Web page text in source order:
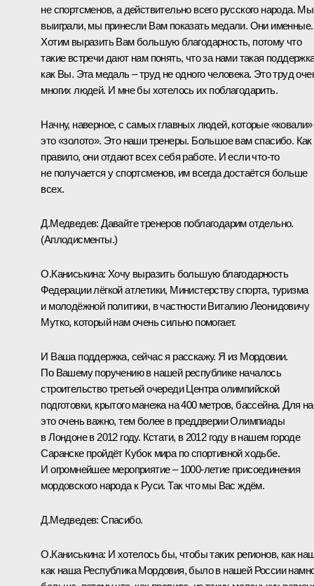
не спортсменов, а действительно всего русского народа. Мы
выиграли, мы принесли Вам показать медали. Они именные.
Хотим выразить Вам большую благодарность, потому что
такие встречи дают нам понять, что за нами такая
как Вы. Эта медаль – труд не одного человека. Это труд
многих людей. И мне бы хотелось их поблагодарить.
Начну, наверное, с самых главных людей, которые «ковали»
это «золото». Это наши тренеры. Большое вам спасибо. Как
правило, они отдают всех себя работе. И если что‑то
не получается у спортсменов, им всегда достаётся больше
всех.
Д.Медведев: Давайте тренеров поблагодарим отдельно.
(Аплодисменты.)
О.Каниськина: Хочу выразить большую благодарность
Федерации лёгкой атлетики, Министерству спорта, туризма
и молодёжной политики, в частности Виталию Леонидовичу
Мутко, который нам очень сильно помогает.
И Ваша поддержка, сейчас я расскажу. Я из Мордовии.
По Вашему поручению в нашей республике началось
строительство третьей очереди Центра олимпийской
подготовки, крытого манежа на 400 метров, бассейна. Для
это очень важно, тем более в преддверии Олимпиады
в Лондоне в 2012 году. Кстати, в 2012 году в нашем городе
Саранске пройдёт Кубок мира по спортивной ходьбе.
И огромнейшее мероприятие – 1000-летие присоединения
мордовского народа к Руси. Так что мы Вас ждём.
Д.Медведев:Спасибо.
О.Каниськина: И хотелось бы, чтобы таких регионов, как
как наша Республика Мордовия, было в нашей России